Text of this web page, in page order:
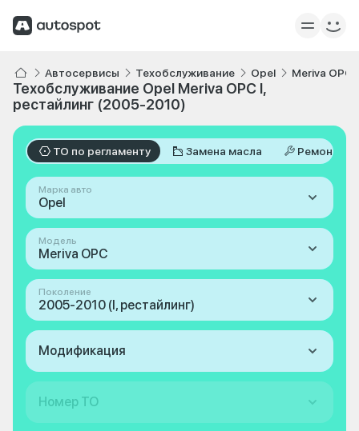
Автосервисы Техобслуживание Opel Meriva OPC
Техобслуживание Opel Meriva OPC I,
рестайлинг (2005-2010)
ТО по регламенту Замена масла Ремонт
Марка авто
Opel
Модель
Meriva OPC
Поколение
2005-2010 (I, рестайлинг)
Модификация
Номер ТО